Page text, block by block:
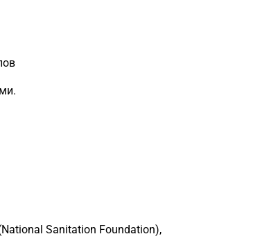
Sanitation Foundation),